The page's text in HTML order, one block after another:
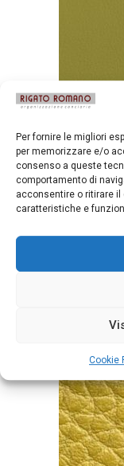
Per fornire le migliori
per memorizzare e/o
consenso a queste
comportamento di
acconsentire o ritirare
caratteristiche e
Cookie